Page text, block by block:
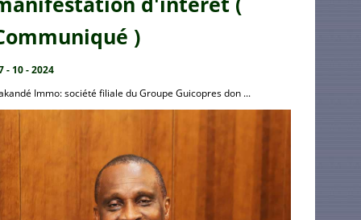
)
- 10 - 2024
Immo: société filiale du Groupe Guicopres don ...